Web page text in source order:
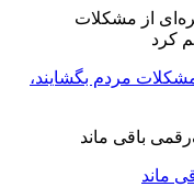
مشکلات مردم بگشایند،
ماند